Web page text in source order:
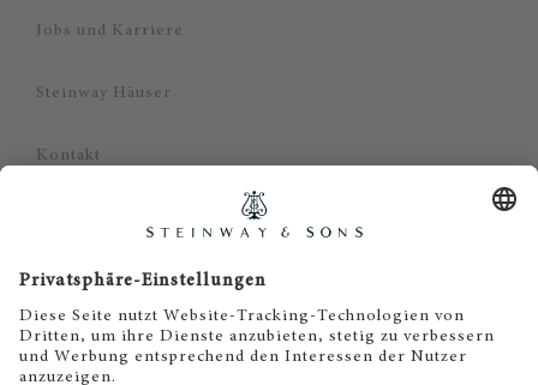
Jobs und Karriere
Steinway Häuser
Kontakt
Impressum
Haftungsausschluss